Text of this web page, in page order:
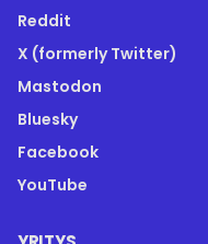
Reddit
X (formerly Twitter)
Mastodon
Bluesky
Facebook
YouTube